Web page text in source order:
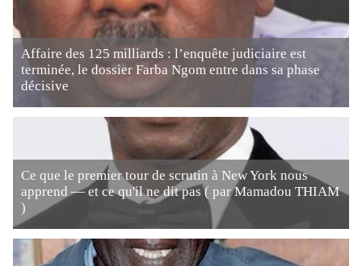
Affaire des 125 milliards : l’enquête judiciaire est
terminée, le dossier Farba Ngom entre dans sa phase
décisive
Ce que le premier tour de scrutin à New York nous
apprend — et ce qu'il ne dit pas ( par Mamadou THIAM
)